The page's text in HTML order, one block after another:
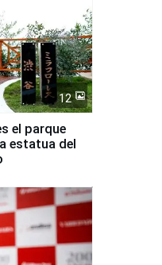
12
el parque
estatua del